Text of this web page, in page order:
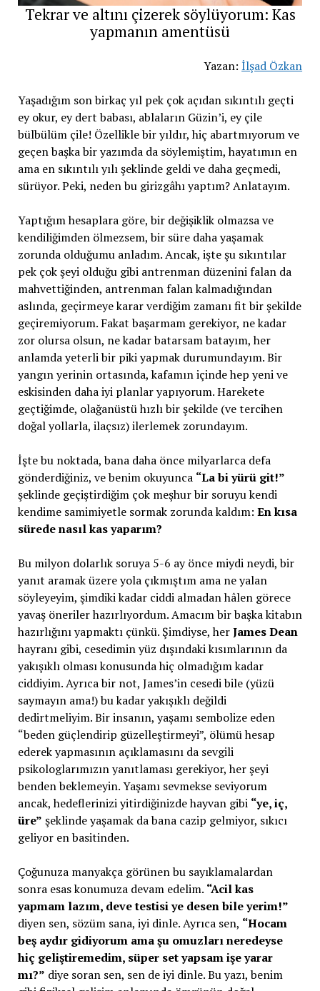
Tekrar ve altını çizerek söylüyorum: Kas
yapmanın amentüsü
Yazan:İlşad Özkan
Yaşadığım son birkaç yıl pek çok açıdan sıkıntılı geçti
ey okur, ey dert babası, ablaların Güzin’i, ey çile
bülbülüm çile! Özellikle bir yıldır, hiç abartmıyorum ve
geçen başka bir yazımda da söylemiştim, hayatımın en
ama en sıkıntılı yılı şeklinde geldi ve daha geçmedi,
sürüyor. Peki, neden bu girizgâhı yaptım? Anlatayım.
Yaptığım hesaplara göre, bir değişiklik olmazsa ve
kendiliğimden ölmezsem, bir süre daha yaşamak
zorunda olduğumu anladım. Ancak, işte şu sıkıntılar
pek çok şeyi olduğu gibi antrenman düzenini falan da
mahvettiğinden, antrenman falan kalmadığından
aslında, geçirmeye karar verdiğim zamanı fit bir şekilde
geçiremiyorum. Fakat başarmam gerekiyor, ne kadar
zor olursa olsun, ne kadar batarsam batayım, her
anlamda yeterli bir piki yapmak durumundayım. Bir
yangın yerinin ortasında, kafamın içinde hep yeni ve
eskisinden daha iyi planlar yapıyorum. Harekete
geçtiğimde, olağanüstü hızlı bir şekilde (ve tercihen
doğal yollarla, ilaçsız) ilerlemek zorundayım.
İşte bu noktada, bana daha önce milyarlarca defa
gönderdiğiniz, ve benim okuyunca “La bi yürü git!”
şeklinde geçiştirdiğim çok meşhur bir soruyu kendi
kendime samimiyetle sormak zorunda kaldım: En kısa
sürede nasıl kas yaparım?
Bu milyon dolarlık soruya 5-6 ay önce miydi neydi, bir
yanıt aramak üzere yola çıkmıştım ama ne yalan
söyleyeyim, şimdiki kadar ciddi almadan hâlen görece
yavaş öneriler hazırlıyordum. Amacım bir başka kitabın
hazırlığını yapmaktı çünkü. Şimdiyse, herJames Dean
hayranı gibi, cesedimin yüz dışındaki kısımlarının da
yakışıklı olması konusunda hiç olmadığım kadar
ciddiyim. Ayrıca bir not, James’in cesedi bile (yüzü
saymayın ama!) bu kadar yakışıklı değildi
dedirtmeliyim. Bir insanın, yaşamı sembolize eden
“beden güçlendirip güzelleştirmeyi”, ölümü hesap
ederek yapmasının açıklamasını da sevgili
psikologlarımızın yanıtlaması gerekiyor, her şeyi
benden beklemeyin. Yaşamı sevmekse seviyorum
ancak, hedeflerinizi yitirdiğinizde hayvan gibi “ye, iç,
üre” şeklinde yaşamak da bana cazip gelmiyor, sıkıcı
geliyor en basitinden.
Çoğunuza manyakça görünen bu sayıklamalardan
sonra esas konumuza devam edelim. “Acil kas
yapmam lazım, deve testisi ye desen bile yerim!”
diyen sen, sözüm sana, iyi dinle. Ayrıca sen, “Hocam
beş aydır gidiyorum ama şu omuzları neredeyse
hiç geliştiremedim, süper set yapsam işe yarar
mı?” diye soran sen, sen de iyi dinle. Bu yazı, benim